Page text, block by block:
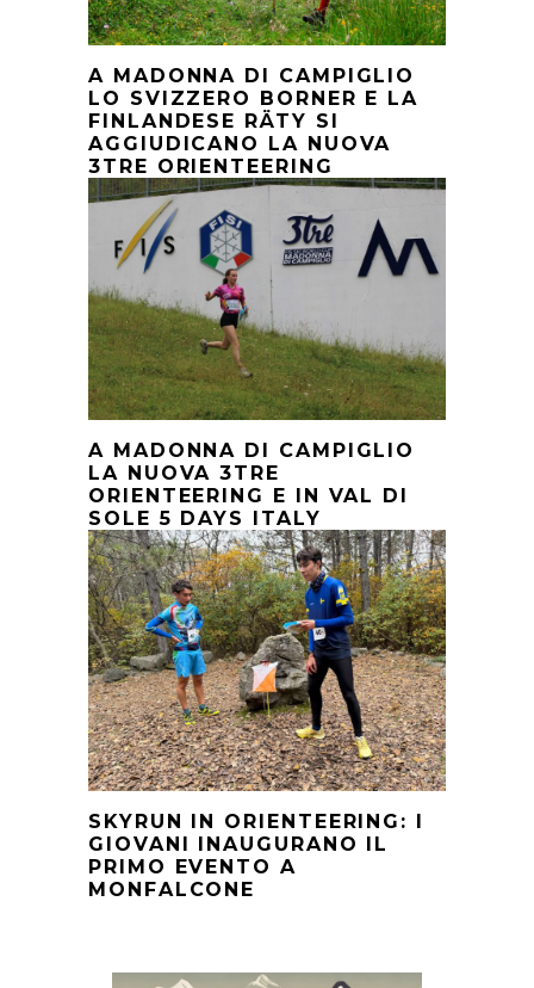
A MADONNA DI CAMPIGLIO
LO SVIZZERO BORNER E LA
FINLANDESE RÄTY SI
AGGIUDICANO LA NUOVA
3TRE ORIENTEERING
A MADONNA DI CAMPIGLIO
LA NUOVA 3TRE
ORIENTEERING E IN VAL DI
SOLE 5 DAYS ITALY
SKYRUN IN ORIENTEERING: I
GIOVANI INAUGURANO IL
PRIMO EVENTO A
MONFALCONE